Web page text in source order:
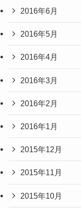
2016年6月
2016年5月
2016年4月
2016年3月
2016年2月
2016年1月
2015年12月
2015年11月
2015年10月